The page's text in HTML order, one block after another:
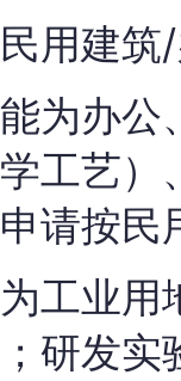
用建
为办
工艺
请按民
工业
研发